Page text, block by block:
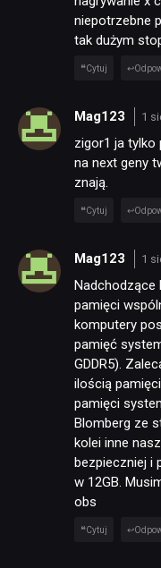
niepotrzebne
tak dużym
Cytuj
Mag123 1
zigor1 ja tylko
na next geny
znają.
Cytuj
Mag123 1
Nadchodzące
pamięci
komputery
pamięć
GDDR5).
ilością
pamięci
Blomberg ze
kolei inne
bezpieczniej i
w 12GB.
obs
Cytuj